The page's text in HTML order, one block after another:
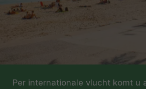
Per internationale vlucht komt u